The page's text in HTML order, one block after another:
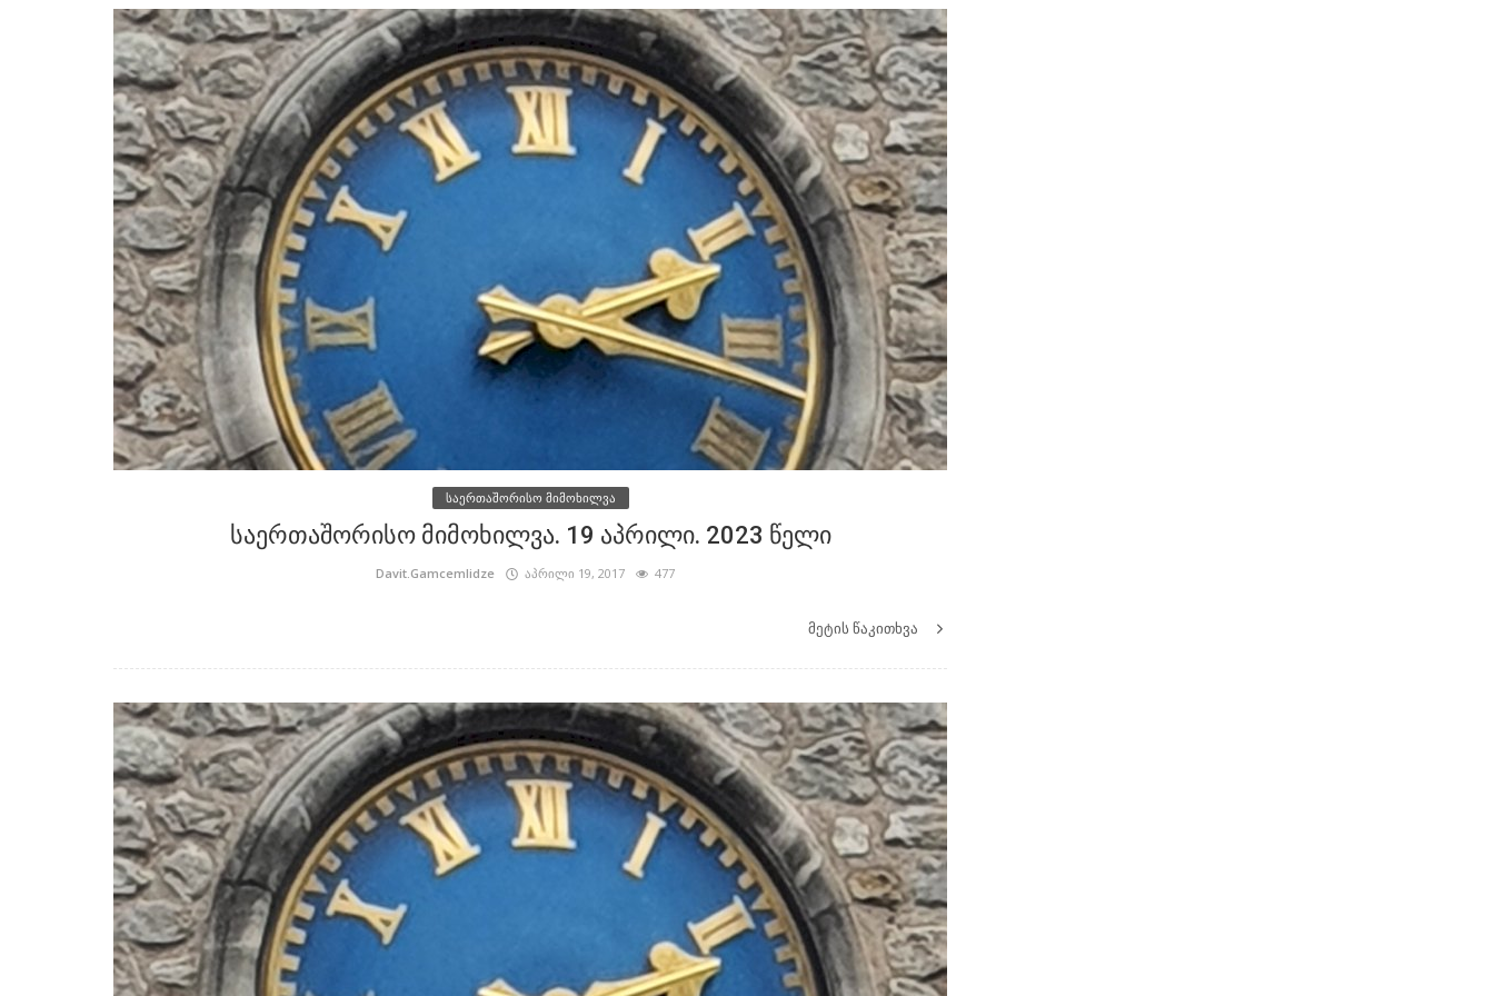
საერთაშორისო მიმოხილვა
საერთაშორისო მიმოხილვა. 19 აპრილი. 2023 წელი
Davit.Gamcemlidze აპრილი 19, 2017 477
მეტის წაკითხვა